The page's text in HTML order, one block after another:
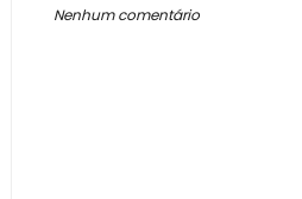
Nenhum comentário